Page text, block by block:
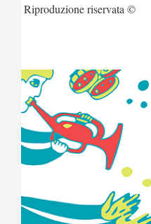
Riproduzione riservata ©